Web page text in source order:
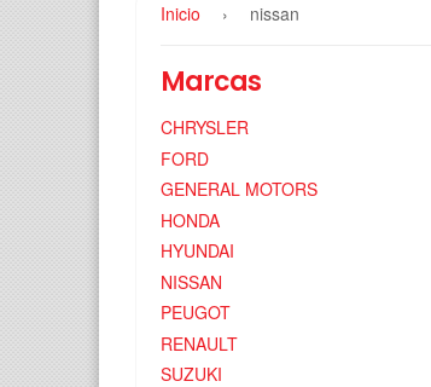
Inicio › nissan
Marcas
CHRYSLER
FORD
GENERAL MOTORS
HONDA
HYUNDAI
NISSAN
PEUGOT
RENAULT
SUZUKI